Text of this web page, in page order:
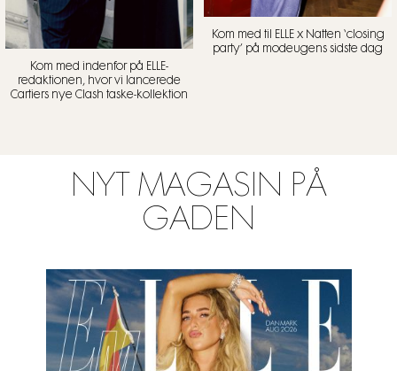
Kom med indenfor på ELLE-
redaktionen, hvor vi lancerede
Cartiers nye Clash taske-kollektion
Kom med til ELLE x Natten ‘closing
party’ på modeugens sidste dag
NYT MAGASIN PÅ
GADEN